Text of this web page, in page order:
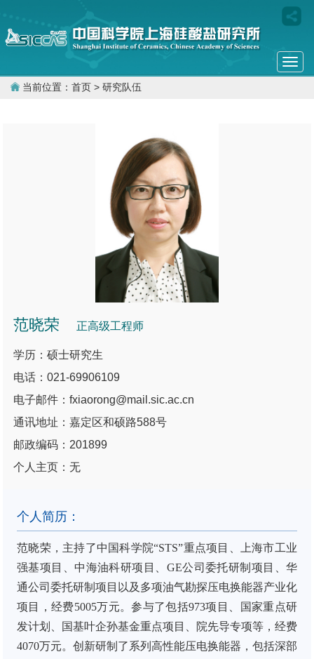
当前位置： 首页 > 研究队伍
范晓荣 正高级工程师
学历：硕士研究生
电话：021-69906109
电子邮件：fxiaorong@mail.sic.ac.cn
通讯地址：嘉定区和硕路588号
邮政编码：201899
个人主页：无
个人简历：
范晓荣，主持了中国科学院“STS”重点项目、上海市工业
强基项目、中海油科研项目、GE公司委托研制项目、华
通公司委托研制项目以及多项油气勘探压电换能器产业化
项目，经费5005万元。参与了包括973项目、国家重点研
发计划、国基叶企孙基金重点项目、院先导专项等，经费
4070万元。创新研制了系列高性能压电换能器，包括深部